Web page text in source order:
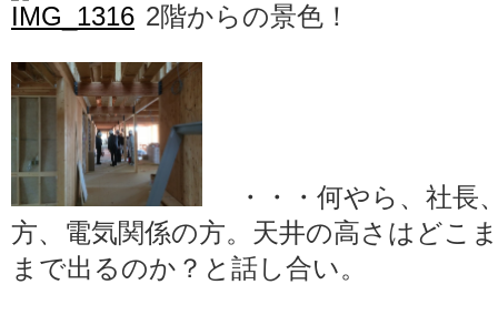
2階からの景色！
・・・何やら、社長
方、電気関係の方。天井の高さはどこ
まで出るのか？と話し合い。